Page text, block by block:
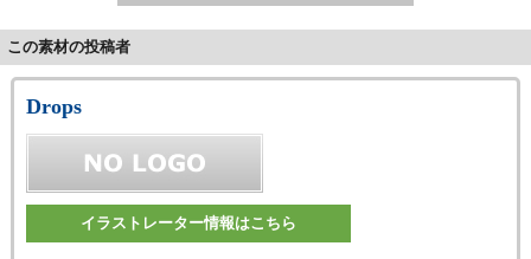
この素材の投稿者
Drops
イラストレーター情報はこちら